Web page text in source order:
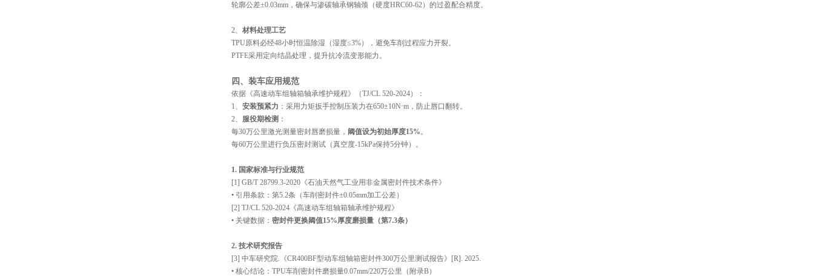
轮廓公差±0.03mm，确保与渗碳轴承钢轴颈（硬度HRC60-62）的过盈配合精度。
2、‌ 材料处理工艺
TPU原料必经48小时恒温除湿（湿度≤3%），避免车削过程应力开裂。
PTFE采用定向结晶处理，提升抗冷流变形能力。
四、 装车应用规范
依据《高速动车组轴箱轴承维护规程》（TJ/CL 520-2024）：
1、‌ 安装预紧力 ‌：采用力矩扳手控制压装力在650±10N·m，防止唇口翻转。
2、‌ 服役期检测 ‌：
每30万公里激光测量密封唇磨损量，‌ 阈值设为初始厚度15%‌。
每60万公里进行负压密封测试（真空度-15kPa保持5分钟）。
1. 国家标准与行业规范
[1] GB/T 28799.3-2020《石油天然气工业用非金属密封件技术条件》
• 引用条款：第5.2条（车削密封件±0.05mm加工公差）
[2] TJ/CL 520-2024《高速动车组轴箱轴承维护规程》
• 关键数据： 密封件更换阈值15%厚度磨损量（第7.3条）
2. 技术研究报告
[3] 中车研究院.《CR400BF型动车组轴箱密封件300万公里测试报告》[R]. 2025.
• 核心结论：TPU车削密封件磨损量0.07mm/220万公里（附录B）